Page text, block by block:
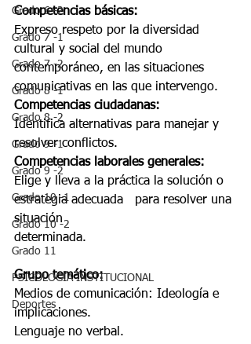
Grado 6 -2
Grado 7 -1
Grado 7 -2
Grado 8 -1
Grado 8 -2
Grado 9 -1
Grado 9 -2
Grado 10 -1
Grado 10 -2
Grado 11
PSICOLOGÍA INSTITUCIONAL
Deportes
Competencias básicas:
Expreso respeto por la diversidad
cultural y social del mundo
contemporáneo, en las situaciones
comunicativas en las que intervengo.
Competencias ciudadanas:
Identifica alternativas para manejar y
resolver conflictos.
Competencias laborales generales:
Elige y lleva a la práctica la solución o
estrategia adecuada   para resolver una
situación
determinada.
Grupo temático:
Medios de comunicación: Ideología e
implicaciones.
Lenguaje no verbal.